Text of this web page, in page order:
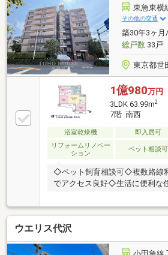
╋━━━━━━━━━━━━━━━┫
5年）9月竣工・テラス・人工ウ
分・安心のオートロックシステ
備・24時間ゴミ出し可能・ペッ
る制限有り）・キッチンには食
露天風呂付き
東急東横
その他の交通
築30年3ヶ月
総戸数33戸
東京都世
1億980万円
3LDK 63.99m2
7階 南西
浴室乾燥機 即入居可
リフォームリノベー
ション
ペット相談可
◇ペット飼育相談可◇複数路線
でアクセス良好◇生活に便利な
現地をご覧下さいませ。物件の
希望のお客様は下記番号までお
お問い合わせ専用フリーダイ
ウエリス代沢